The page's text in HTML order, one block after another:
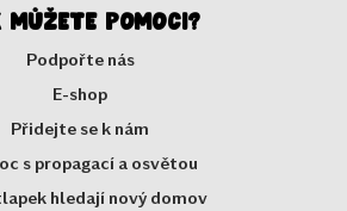
můžete pomoci?
Podpořte nás
E-shop
Přidejte se k nám
s propagací a osvětou
hledají nový domov